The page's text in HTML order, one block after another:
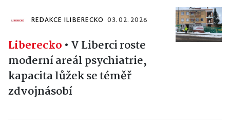
REDAKCE ILIBERECKO 03. 02. 2026
Liberecko • V Liberci roste
moderní areál psychiatrie,
kapacita lůžek se téměř
zdvojnásobí